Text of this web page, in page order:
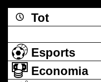
Tot
Esports
Economia